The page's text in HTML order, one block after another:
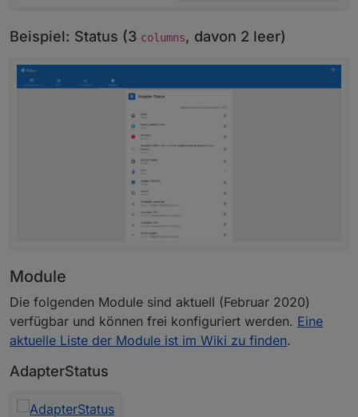
Beispiel: Status (3 columns, davon 2 leer)
Module
Die folgenden Module sind aktuell (Februar 2020)
verfügbar und können frei konfiguriert werden. Eine
aktuelle Liste der Module ist im Wiki zu finden.
AdapterStatus